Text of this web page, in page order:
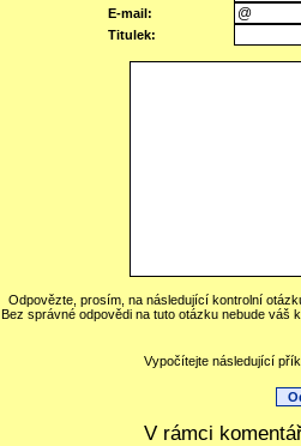
E-mail:
Titulek:
Odpovězte, prosím, na následující kontrolní
Bez správné odpovědi na tuto otázku nebude váš
Vypočítejte následující
V rámci